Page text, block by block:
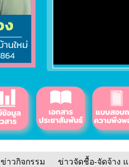
ข่าวกิจกรรม / ข่าวจัดชื้อ-จัดจ้าง